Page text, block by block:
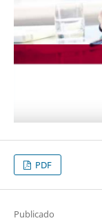
PDF
Publicado